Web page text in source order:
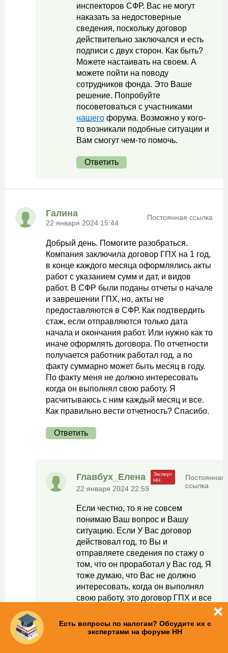
инспекторов СФР. Вас не могут
наказать за недостоверные
сведения, поскольку договор
действительно заключался и есть
подписи с двух сторон. Как быть?
Можете настаивать на своем. А
можете пойти на поводу
сотрудников фонда. Это Ваше
решение. Попробуйте
посоветоваться с участниками
нашего форума. Возможно у кого-
то возникали подобные ситуации и
Вам смогут чем-то помочь.
Ответить
Галина
22 января 2024 15:44
Постоянная ссылка
Добрый день. Помогите разобраться.
Компания заключила договор ГПХ на 1 год,
в конце каждого месяца оформлялись акты
работ с указанием сумм и дат, и видов
работ. В СФР были поданы отчеты о начале
и заврешении ГПХ, но, акты не
предоставляются в СФР. Как подтвердить
стаж, если отправляются только дата
начала и окончания работ. Или нужно как то
иначе оформлять договора. По отчетности
получается работник работал год, а по
факту суммарно может быть месяц в году.
По факту меня не должно интересовать
когда он выполнял свою работу. Я
расчитываюсь с ним каждый месяц и все.
Как правильно вести отчетность? Спасибо.
Ответить
Главбух_Елена
22 января 2024 22:59
Постоянная
ссылка
Если честно, то я не совсем
понимаю Ваш вопрос и Вашу
ситуацию. Если У Вас договор
действовал год, то Вы и
отправляете сведения по стажу о
том, что он проработал у Вас год. Я
тоже думаю, что Вас не должно
интересовать, когда он выполнял
свою работу, это договор ГПХ и все
условиями договора
Есть вопросы по налогам? Обсудите их с
экспертами на форуме НН